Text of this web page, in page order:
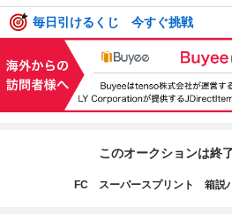
毎日引けるくじ 今すぐ挑戦
このオークションは終
FC スーパースプリント 箱